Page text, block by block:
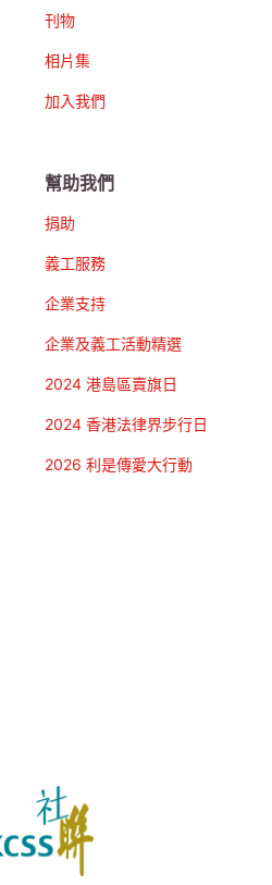
刊物
相片集
加入我們
幫助我們
捐助
義工服務
企業支持
企業及義工活動精選
2024 港島區賣旗日
2024 香港法律界步行日
2026 利是傳愛大行動